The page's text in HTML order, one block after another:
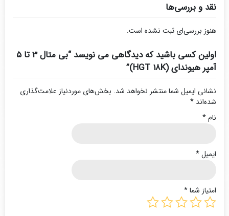
نقد و بررسی‌ها
هنوز بررسی‌ای ثبت نشده است.
اولین کسی باشید که دیدگاهی می نویسد “بی متال 3 تا 5
آمپر هیوندای (HGT 18K)”
نشانی ایمیل شما منتشر نخواهد شد. بخش‌های موردنیاز علامت‌گذاری
شده‌اند *
نام*
ایمیل*
امتیاز شما*